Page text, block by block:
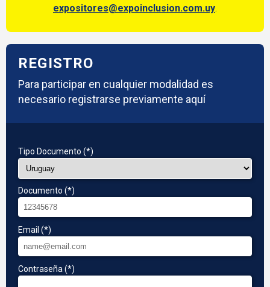
expositores@expoinclusion.com.uy.
REGISTRO
Para participar en cualquier modalidad es
necesario registrarse previamente aquí
Tipo Documento (*)
Documento (*)
Email (*)
Contraseña (*)